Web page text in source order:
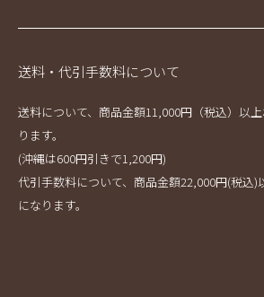
送料・代引手数料について
送料について、商品金額11,000円（税込）以
ります。
(沖縄は600円引きで1,200円)
代引手数料について、商品金額22,000円(税込)
になります。